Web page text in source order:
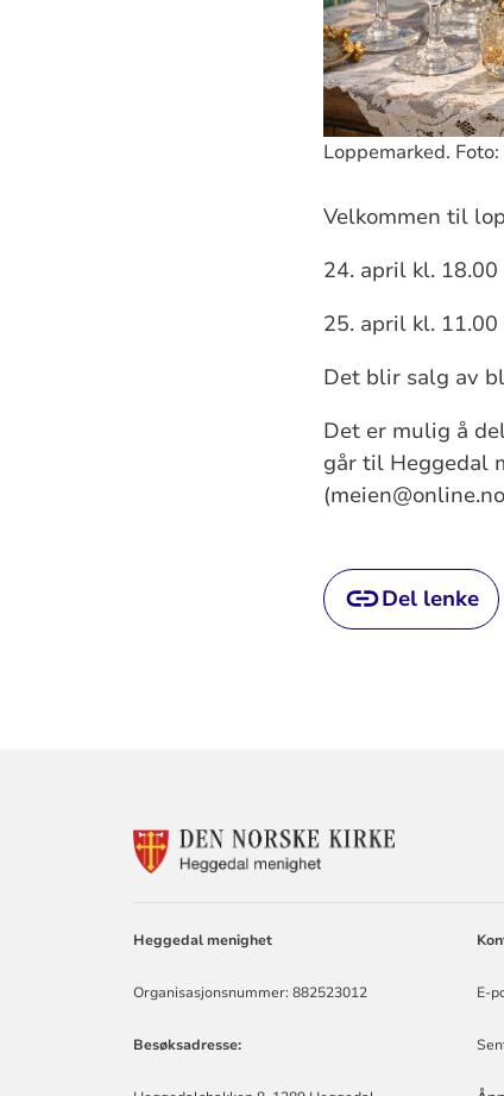
Loppemarked.
Velkommen til
24. april kl. 18.00
25. april kl. 11.00
Det blir salg av
Det er mulig å
går til Heggedal
Del lenke
Heggedal menighet
Organisasjonsnummer: 882523012
Besøksadresse:
E-